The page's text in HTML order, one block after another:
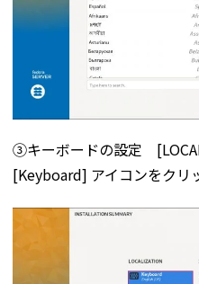
➂キーボードの設定
[Keyboard] アイコンをクリ